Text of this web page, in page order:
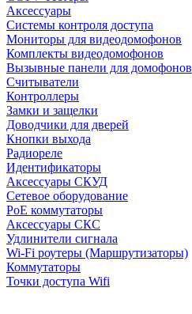
Аксессуары
Системы контроля доступа
Мониторы для видеодомофонов
Комплекты видеодомофонов
Вызывные панели для домофонов
Считыватели
Контроллеры
Замки и защелки
Доводчики для дверей
Кнопки выхода
Радиореле
Идентификаторы
Аксессуары СКУД
Сетевое оборудование
PoE коммутаторы
Аксессуары СКС
Удлинители сигнала
Wi-Fi роутеры (Маршрутизаторы)
Коммутаторы
Точки доступа Wifi